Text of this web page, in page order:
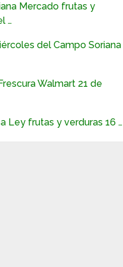
Mercado frutas y
…
del Campo Soriana
Walmart 21 de
Ley frutas y verduras 16 …